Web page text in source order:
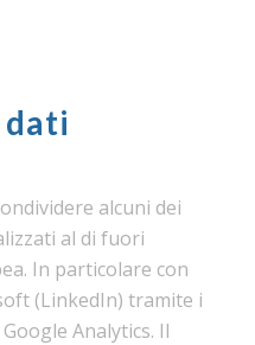
alcuni dei
al di fuori
In particolare con
(LinkedIn) tramite i
Analytics. Il